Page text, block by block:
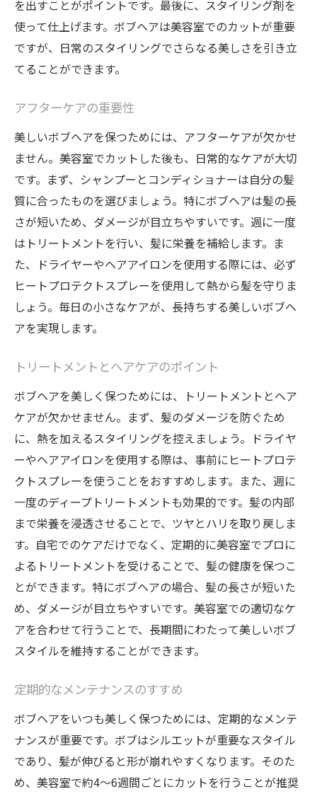
を出すことがポイントです。最後に、スタイリング剤を
使って仕上げます。ボブヘアは美容室でのカットが重要
ですが、日常のスタイリングでさらなる美しさを引き立
てることができます。
アフターケアの重要性
美しいボブヘアを保つためには、アフターケアが欠かせ
ません。美容室でカットした後も、日常的なケアが大切
です。まず、シャンプーとコンディショナーは自分の髪
質に合ったものを選びましょう。特にボブヘアは髪の長
さが短いため、ダメージが目立ちやすいです。週に一度
はトリートメントを行い、髪に栄養を補給します。ま
た、ドライヤーやヘアアイロンを使用する際には、必ず
ヒートプロテクトスプレーを使用して熱から髪を守りま
しょう。毎日の小さなケアが、長持ちする美しいボブヘ
アを実現します。
トリートメントとヘアケアのポイント
ボブヘアを美しく保つためには、トリートメントとヘア
ケアが欠かせません。まず、髪のダメージを防ぐため
に、熱を加えるスタイリングを控えましょう。ドライヤ
ーやヘアアイロンを使用する際は、事前にヒートプロテ
クトスプレーを使うことをおすすめします。また、週に
一度のディープトリートメントも効果的です。髪の内部
まで栄養を浸透させることで、ツヤとハリを取り戻しま
す。自宅でのケアだけでなく、定期的に美容室でプロに
よるトリートメントを受けることで、髪の健康を保つこ
とができます。特にボブヘアの場合、髪の長さが短いた
め、ダメージが目立ちやすいです。美容室での適切なケ
アを合わせて行うことで、長期間にわたって美しいボブ
スタイルを維持することができます。
定期的なメンテナンスのすすめ
ボブヘアをいつも美しく保つためには、定期的なメンテ
ナンスが重要です。ボブはシルエットが重要なスタイル
であり、髪が伸びると形が崩れやすくなります。そのた
め、美容室で約4〜6週間ごとにカットを行うことが推奨